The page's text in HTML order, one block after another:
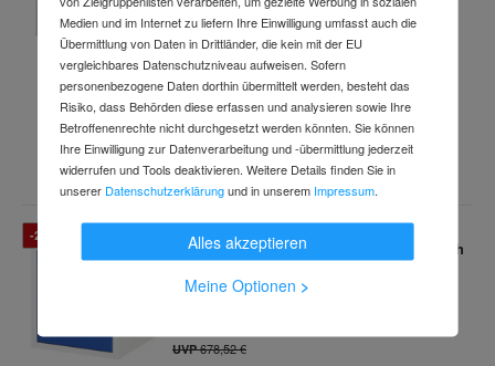
Art.-Nr.57287196
Lieferung bis Do., 20. Aug.
UVP1.498,26 €
1.152,99 €
inkl. MwSt.
-21 %
Rau Schubladenschrank E-3-4 Arbeitstisch
E BxTxH 490x600x545 mm
Art.-Nr.211014778
UVP678,52 €
Medien und im Internet zu liefern Ihre Einwilligung umfasst auch die
Übermittlung von Daten in Drittländer, die kein mit der EU
vergleichbares Datenschutzniveau aufweisen. Sofern
personenbezogene Daten dorthin übermittelt werden, besteht das
Risiko, dass Behörden diese erfassen und analysieren sowie Ihre
Betroffenenrechte nicht durchgesetzt werden könnten. Sie können
Ihre Einwilligung zur Datenverarbeitung und -übermittlung jederzeit
widerrufen und Tools deaktivieren. Weitere Details finden Sie in
unserer Datenschutzerklärungund in unserem Impressum.
Alles akzeptieren
Meine Optionen >